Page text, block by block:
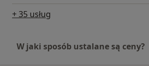
+ 35 usług
W jaki sposób ustalane są ceny?